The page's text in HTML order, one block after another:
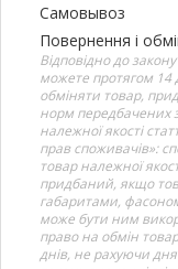
Самовывоз
Повернення і
Відповідно до
можете протягом 14
обміняти товар,
норм передбачених
належної якості
прав споживачів»:
товар належної
придбаний, якщо
габаритами,
може бути ним
право на обмін
днів, не рахуючи